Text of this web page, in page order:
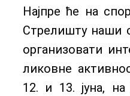
Најпре ће на
Стрелишту наши
организовати
ликовне
12. и 13. јуна,